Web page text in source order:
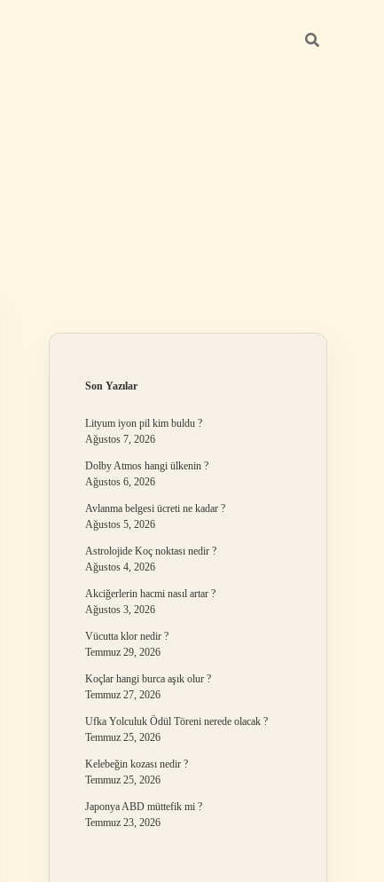
Son Yazılar
Lityum iyon pil kim buldu ?
Ağustos 7, 2026
Dolby Atmos hangi ülkenin ?
Ağustos 6, 2026
Avlanma belgesi ücreti ne kadar ?
Ağustos 5, 2026
Astrolojide Koç noktası nedir ?
Ağustos 4, 2026
Akciğerlerin hacmi nasıl artar ?
Ağustos 3, 2026
Vücutta klor nedir ?
Temmuz 29, 2026
Koçlar hangi burca aşık olur ?
Temmuz 27, 2026
Ufka Yolculuk Ödül Töreni nerede olacak ?
Temmuz 25, 2026
Kelebeğin kozası nedir ?
Temmuz 25, 2026
Japonya ABD müttefik mi ?
Temmuz 23, 2026